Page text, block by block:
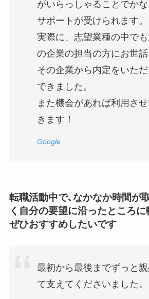
がいらっしゃることでか
サポートが受けられます。
実際に、志望業種の中で
の企業の担当の方にお世話
その企業から内定をいた
できました。
また機会があれば利用さ
きます！
Google
転職活動中で､なかなか時間が
く自分の要望に沿ったところ
ぜひおすすめしたいです
最初から最後までずっと
て支えてくださいました。